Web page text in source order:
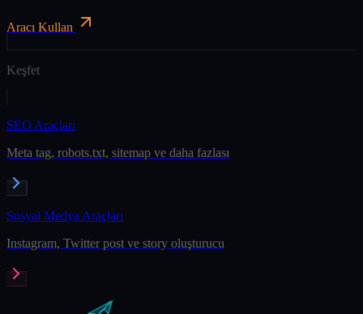
Aracı Kullan
Keşfet
SEO Araçları
Meta tag, robots.txt, sitemap ve daha fazlası
Sosyal Medya Araçları
Instagram, Twitter post ve story oluşturucu